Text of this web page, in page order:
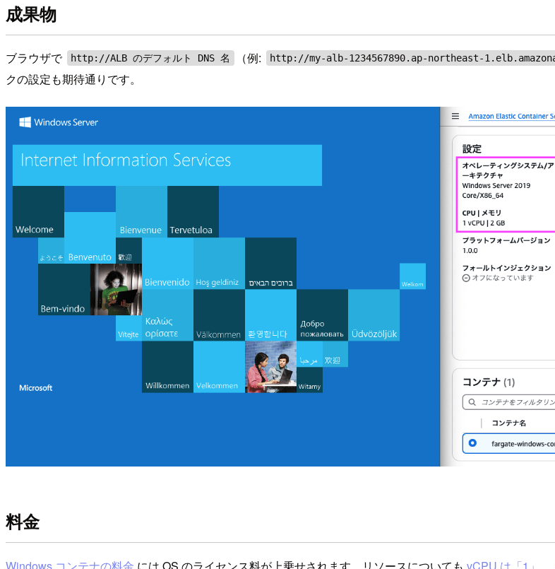
成果物
ブラウザで http://ALB のデフォルト DNS 名 （例: http://my-alb-1234567890.ap-northeast-
クの設定も期待通りです。
料金